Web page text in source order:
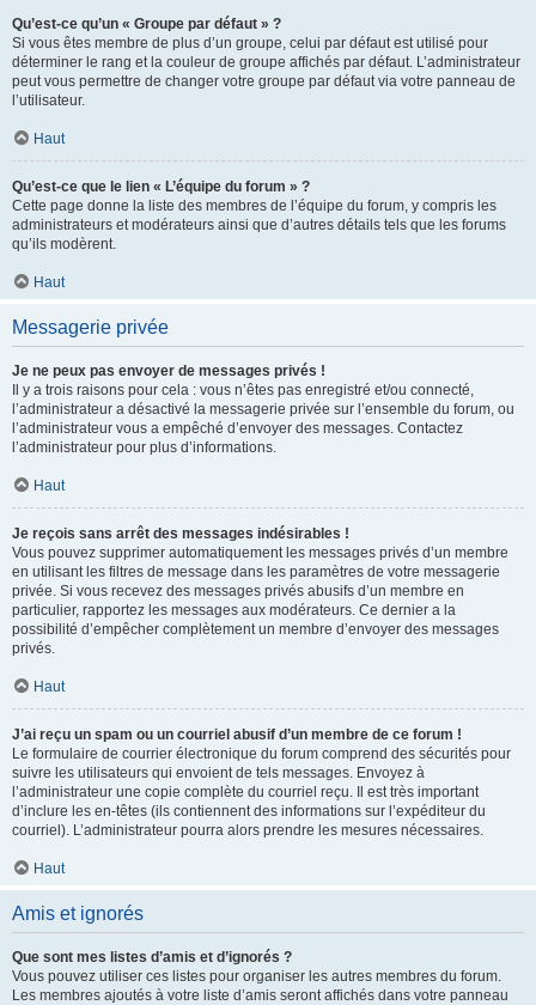
Qu’est-ce qu’un « Groupe par défaut » ?
Si vous êtes membre de plus d’un groupe, celui par défaut est utilisé pour
déterminer le rang et la couleur de groupe affichés par défaut. L’administrateur
peut vous permettre de changer votre groupe par défaut via votre panneau de
l’utilisateur.
Haut
Qu’est-ce que le lien « L’équipe du forum » ?
Cette page donne la liste des membres de l’équipe du forum, y compris les
administrateurs et modérateurs ainsi que d’autres détails tels que les forums
qu’ils modèrent.
Haut
Messagerie privée
Je ne peux pas envoyer de messages privés !
Il y a trois raisons pour cela : vous n’êtes pas enregistré et/ou connecté,
l’administrateur a désactivé la messagerie privée sur l’ensemble du forum, ou
l’administrateur vous a empêché d’envoyer des messages. Contactez
l’administrateur pour plus d’informations.
Haut
Je reçois sans arrêt des messages indésirables !
Vous pouvez supprimer automatiquement les messages privés d’un membre
en utilisant les filtres de message dans les paramètres de votre messagerie
privée. Si vous recevez des messages privés abusifs d’un membre en
particulier, rapportez les messages aux modérateurs. Ce dernier a la
possibilité d’empêcher complètement un membre d’envoyer des messages
privés.
Haut
J’ai reçu un spam ou un courriel abusif d’un membre de ce forum !
Le formulaire de courrier électronique du forum comprend des sécurités pour
suivre les utilisateurs qui envoient de tels messages. Envoyez à
l’administrateur une copie complète du courriel reçu. Il est très important
d’inclure les en-têtes (ils contiennent des informations sur l’expéditeur du
courriel). L’administrateur pourra alors prendre les mesures nécessaires.
Haut
Amis et ignorés
Que sont mes listes d’amis et d’ignorés ?
Vous pouvez utiliser ces listes pour organiser les autres membres du forum.
Les membres ajoutés à votre liste d’amis seront affichés dans votre panneau